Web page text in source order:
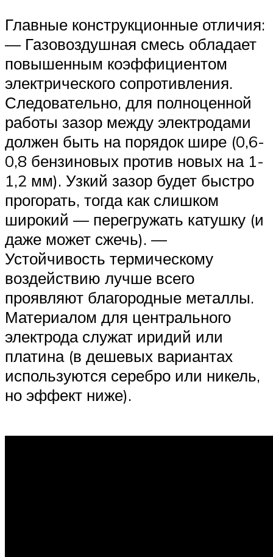
Главные конструкционные отличия:
— Газовоздушная смесь обладает
повышенным коэффициентом
электрического сопротивления.
Следовательно, для полноценной
работы зазор между электродами
должен быть на порядок шире (0,6-
0,8 бензиновых против новых на 1-
1,2 мм). Узкий зазор будет быстро
прогорать, тогда как слишком
широкий — перегружать катушку (и
даже может сжечь). —
Устойчивость термическому
воздействию лучше всего
проявляют благородные металлы.
Материалом для центрального
электрода служат иридий или
платина (в дешевых вариантах
используются серебро или никель,
но эффект ниже).